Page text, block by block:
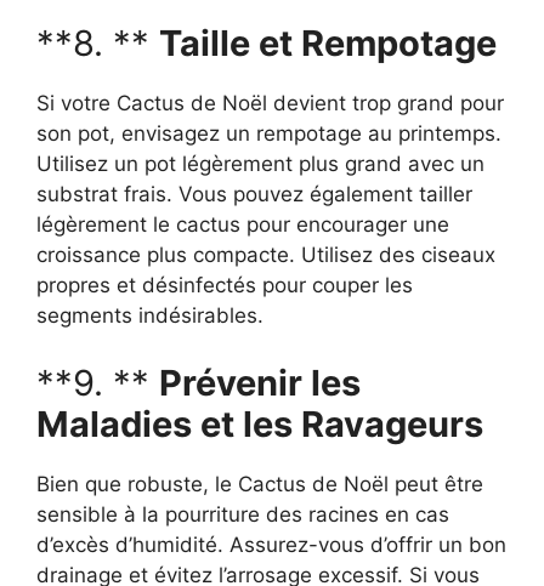
**8. ** Taille et Rempotage
Si votre Cactus de Noël devient trop grand pour
son pot, envisagez un rempotage au printemps.
Utilisez un pot légèrement plus grand avec un
substrat frais. Vous pouvez également tailler
légèrement le cactus pour encourager une
croissance plus compacte. Utilisez des ciseaux
propres et désinfectés pour couper les
segments indésirables.
**9. ** Prévenir les
Maladies et les Ravageurs
Bien que robuste, le Cactus de Noël peut être
sensible à la pourriture des racines en cas
d’excès d’humidité. Assurez-vous d’offrir un bon
drainage et évitez l’arrosage excessif. Si vous